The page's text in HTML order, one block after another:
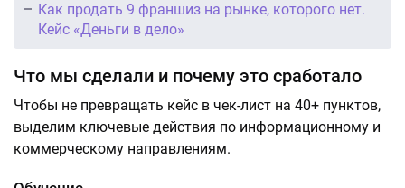
Как продать 9 франшиз на рынке, которого нет.
Кейс «Деньги в дело»
Что мы сделали и почему это сработало
Чтобы не превращать кейс в чек-лист на 40+ пунктов,
выделим ключевые действия по информационному и
коммерческому направлениям.